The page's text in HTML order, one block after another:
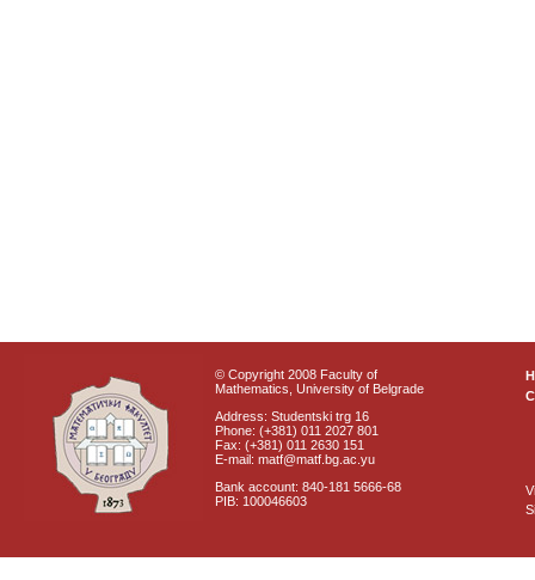
© Copyright 2008 Faculty of
Mathematics, University of Belgrade
Address: Studentski trg 16
Phone: (+381) 011 2027 801
Fax: (+381) 011 2630 151
E-mail: matf@matf.bg.ac.yu
Bank account: 840-181 5666-68
PIB: 100046603